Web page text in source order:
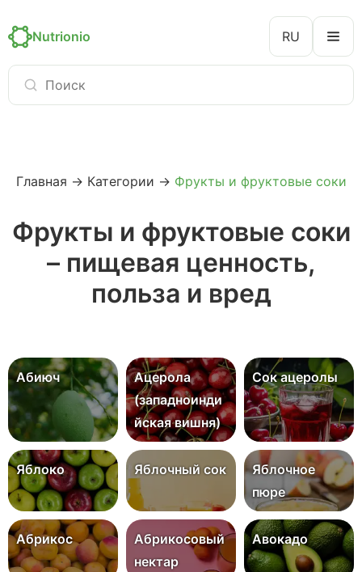
Nutrionio RU
Главная → Категории → Фрукты и фруктовые соки
Фрукты и фруктовые соки
– пищевая ценность,
польза и вред
Абиюч
Ацерола
(западноинди
йская вишня)
Сок ацеролы
Яблоко Яблочный сок
Яблочное
пюре
Абрикос
Абрикосовый
нектар
Авокадо